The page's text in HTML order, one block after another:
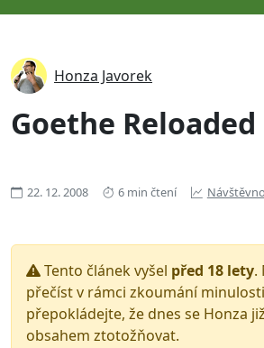
Honza Javorek
Goethe Reloaded
22. 12. 2008 6 min čtení
Tento článek vyšel před 18 lety.
přečíst v rámci zkoumání
přepokládejte, že dnes se Honza
obsahem ztotožňovat.